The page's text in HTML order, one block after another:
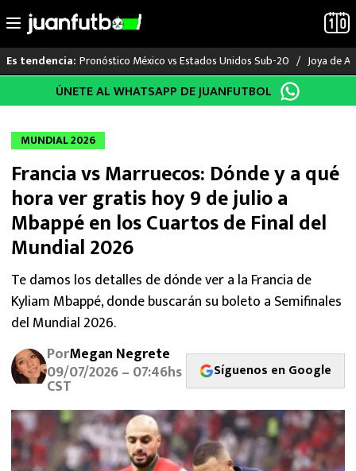
al
Es tendencia: Pronóstico México vs Estados Unidos Sub-20 Joya de
LO ÚLTIMO
LIGA MX
RAYADOS
PUMAS
ATLANTE
SELECCIÓN MEXICANA
FUTBOL INTERNACIONAL
MEXICANOS EN EL EXTRANJERO
FUTBOL ESTUFA
FÓRMULA 1
ÚNETE AL WHATSAPP DE JUANFUTBOL
MUNDIAL 2026
Francia vs Marruecos: Dónde y a qué
hora ver gratis hoy 9 de julio a
Mbappé en los Cuartos de Final del
Mundial 2026
Te damos los detalles de dónde ver a la Francia de
Kyliam Mbappé, donde buscarán su boleto a Semifinales
del Mundial 2026.
PorMegan Negrete
09/07/2026 – 07:46hs
CST
Síguenos en Google